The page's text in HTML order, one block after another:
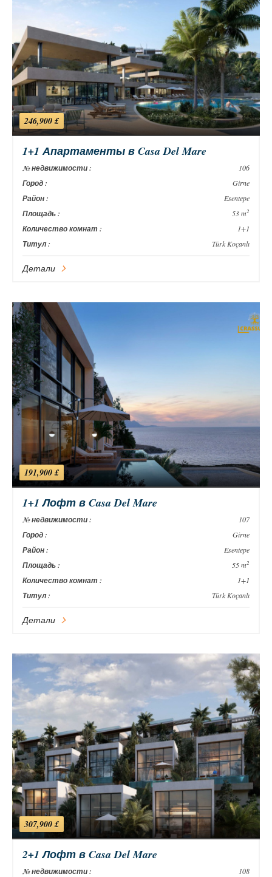
246,900 £
1+1 Апартаменты в Casa Del Mare
№ недвижимости : 106
Город : Girne
Район : Esentepe
Площадь : 53 m2
Количество комнат : 1+1
Титул : Türk Koçanlı
Детали
191,900 £
1+1 Лофт в Casa Del Mare
№ недвижимости : 107
Город : Girne
Район : Esentepe
Площадь : 55 m2
Количество комнат : 1+1
Титул : Türk Koçanlı
Детали
307,900 £
2+1 Лофт в Casa Del Mare
№ недвижимости : 108